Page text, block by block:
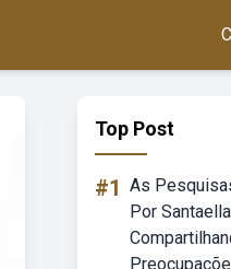
Top Post
#1 As
Por